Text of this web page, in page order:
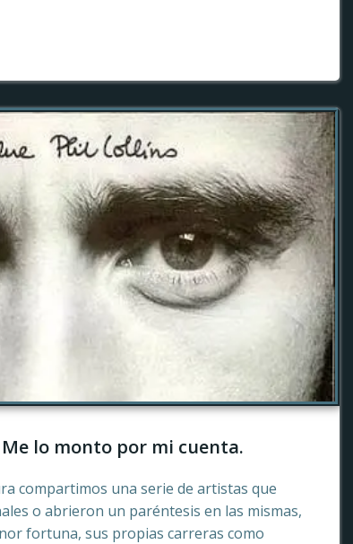
lo monto por mi cuenta.
compartimos una serie de artistas que
o abrieron un paréntesis en las mismas,
fortuna, sus propias carreras como